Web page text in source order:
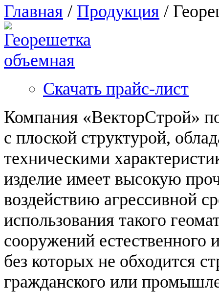
Главная / Продукция /
Скачать прайс-лист
Компания «ВекторСтрой»
с плоской структурой,
техническими
изделие имеет высокую
воздействию агрессивной
использования такого
сооружений естественного
без которых не обходится
гражданского или